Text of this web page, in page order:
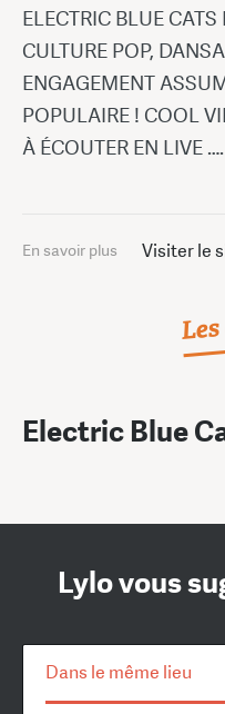
ELECTRIC BLUE
CULTURE POP,
ENGAGEMENT
POPULAIRE ! COOL
À ÉCOUTER EN LIVE ….
En savoir plus Visiter le
Electric Blue
Lylo vous
Dans le même lieu